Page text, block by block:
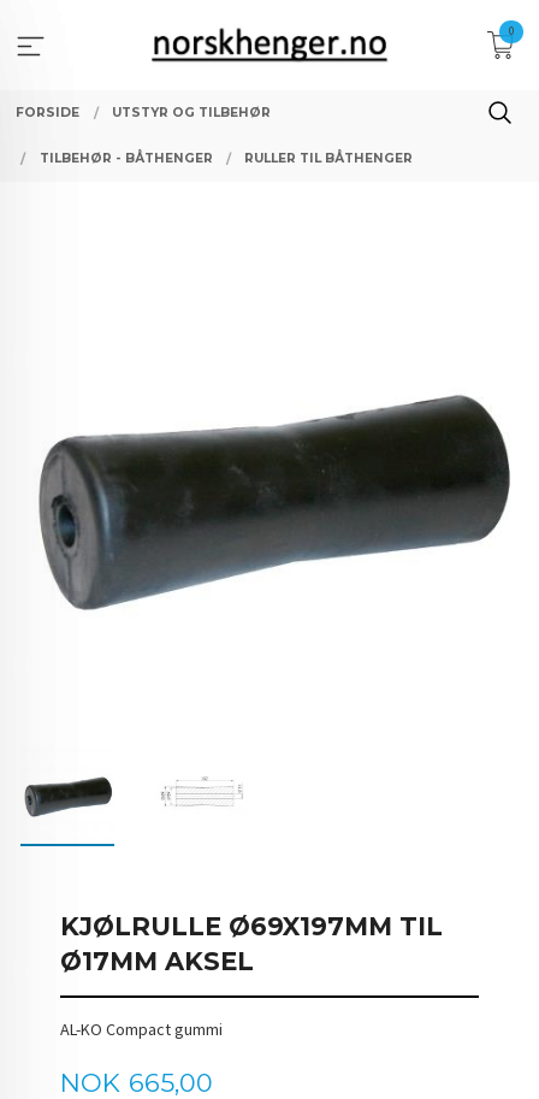
innholdet
0
FORSIDE UTSTYR OG TILBEHØR
TILBEHØR - BÅTHENGER RULLER TIL BÅTHENGER
KJØLRULLE Ø69X197MM TIL
Ø17MM AKSEL
AL-KO Compact gummi
Pris
NOK 665,00